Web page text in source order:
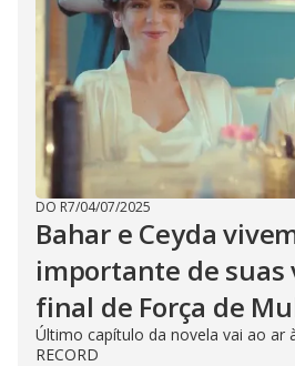
DO R7/04/07/2025
Bahar e Ceyda
importante de suas
final de Força de
Último capítulo da novela vai ao ar
RECORD